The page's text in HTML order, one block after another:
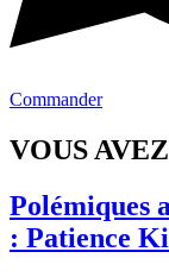
Commander
VOUS
Polémiques
: Patience